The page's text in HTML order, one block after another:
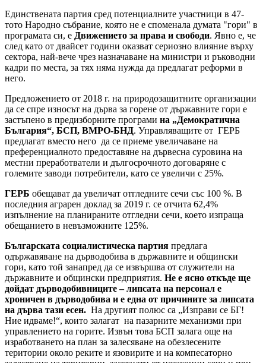
Единствената партия сред потенциалните участници в 47-
тото Народно събрание, която не е споменала думата "гори" в
програмата си, е Движението за права и свободи. Явно е, че
след като от двайсет години оказват сериозно влияние върху
сектора, най-вече чрез назначаване на министри и ръководни
кадри по места, за тях няма нужда да предлагат реформи в
него.
Предложението от 2018 г. на природозащитните организации
да се спре износът на дърва за горене от държавните гори е
застъпено в предизборните програми на „Демократична
България“, БСП, ВМРО-БНД. Управляващите от ГЕРБ
предлагат вместо него да се приеме увеличаване на
преференциалното предоставяне на дървесна суровина на
местни преработватели и дългосрочното договаряне с
големите заводи потребители, като се увеличи с 25%.
ГЕРБ обещават да увеличат отгледните сечи със 100 %. В
последния аграрен доклад за 2019 г. се отчита 62,4%
изпълнение на планираните отгледни сечи, което изпраща
обещанието в невъзможните 125%.
Българската социалистическа партия предлага
одържавяване на дърводобива в държавните и общински
гори, като той занапред да се извършва от служители на
държавните и общински предприятия. Не е ясно откъде ще
дойдат дърводобивниците – липсата на персонал е
хроничен в дърводобива и е една от причините за липсата
на дърва тази есен. На другият полюс са „Изправи се БГ!
Ние идваме!“, които залагат на пазарните механизми при
управлението на горите. Извън това БСП залага още на
изработването на план за залесяване на обезлесените
територии около реките и язовирите и на компесаторно